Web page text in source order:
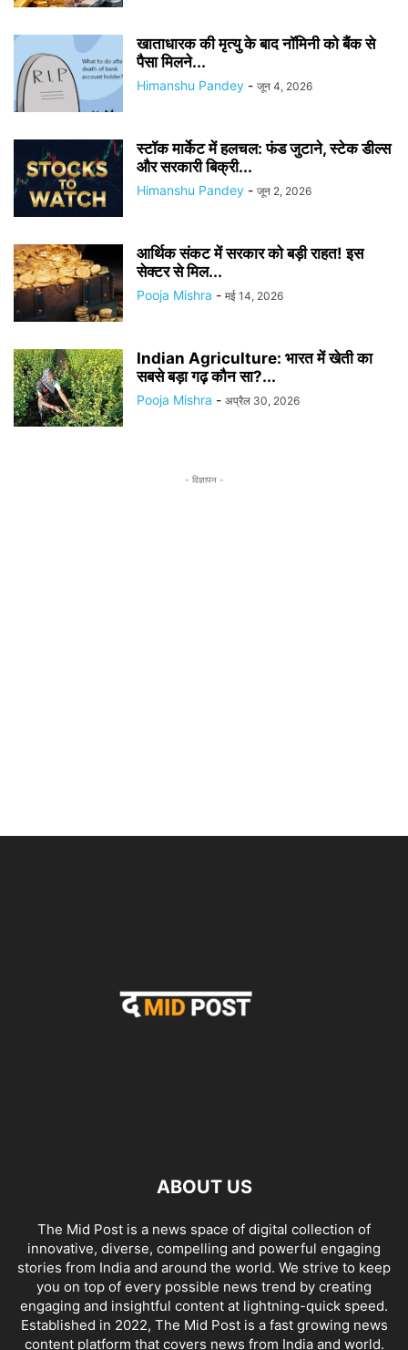
खाताधारक की मृत्यु के बाद नॉमिनी को बैंक से
पैसा मिलने...
Himanshu Pandey - जून 4, 2026
स्टॉक मार्केट में हलचल: फंड जुटाने, स्टेक डील्स
और सरकारी बिक्री...
Himanshu Pandey - जून 2, 2026
आर्थिक संकट में सरकार को बड़ी राहत! इस
सेक्टर से मिल...
Pooja Mishra - मई 14, 2026
Indian Agriculture: भारत में खेती का
सबसे बड़ा गढ़ कौन सा?...
Pooja Mishra - अप्रैल 30, 2026
- विज्ञापन -
ABOUT US
The Mid Post is a news space of digital collection of
innovative, diverse, compelling and powerful engaging
stories from India and around the world. We strive to keep
you on top of every possible news trend by creating
engaging and insightful content at lightning-quick speed.
Established in 2022, The Mid Post is a fast growing news
content platform that covers news from India and world.